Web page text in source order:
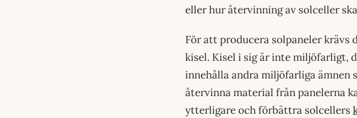
eller hur återvinning av solceller
För att producera solpaneler krävs
kisel. Kisel i sig är inte miljöfarligt,
innehålla andra miljöfarliga ämnen
återvinna material från panelerna
ytterligare och förbättra solcellers